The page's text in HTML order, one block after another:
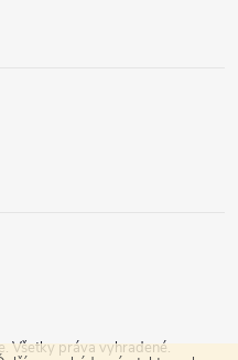
. Všetky práva vyhradené.